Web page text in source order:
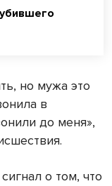
но мужа это
в
до меня»,
о том, что